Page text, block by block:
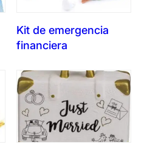
Kit de emergencia
financiera